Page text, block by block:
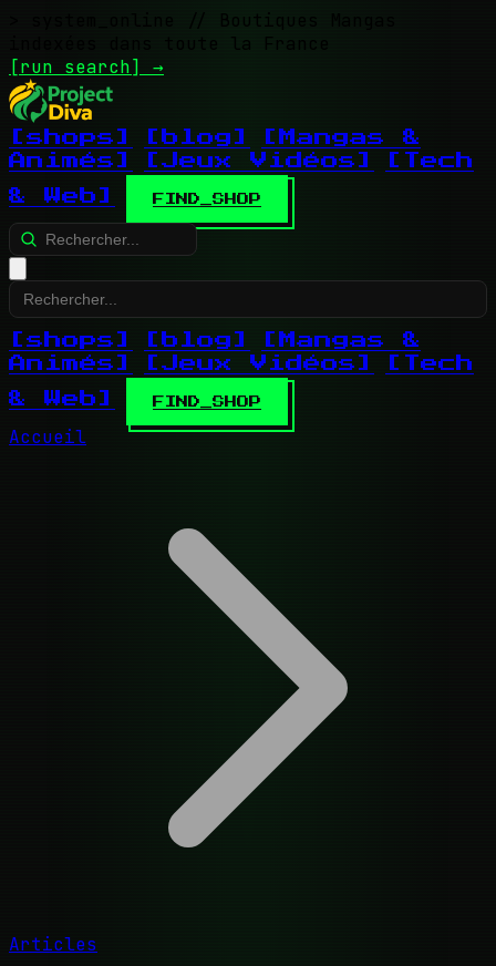
// Boutiques Mangas
indexées dans toute la France
[run search] →
[shops] [blog]
[Mangas &
Animés]
[Jeux Vidéos]
[Tech
& Web]
FIND_SHOP
[shops] [blog]
[Mangas &
Animés]
[Jeux Vidéos]
[Tech
& Web]
FIND_SHOP
Accueil
Articles